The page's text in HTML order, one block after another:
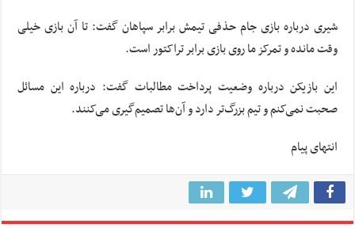
شیری درباره بازی جام حذفی تیمش برابر سپاهان گفت: تا آن بازی خیلی
وقت مانده و تمرکز ما روی بازی برابر تراکتور است.
این بازیکن درباره وضعیت پرداخت مطالبات گفت: درباره این مسائل
صحبت نمی‌کنم و تیم بزرگ‌تر دارد و آن‌ها تصمیم‌گیری می‌کنند.
انتهای پیام